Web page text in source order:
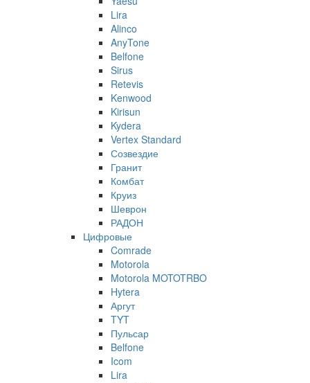
Lira
Alinco
AnyTone
Belfone
Sirus
Retevis
Kenwood
Kirisun
Kydera
Vertex Standard
Созвездие
Гранит
Комбат
Круиз
Шеврон
РАДОН
Цифровые
Comrade
Motorola
Motorola MOTOTRBO
Hytera
Аргут
TYT
Пульсар
Belfone
Icom
Lira